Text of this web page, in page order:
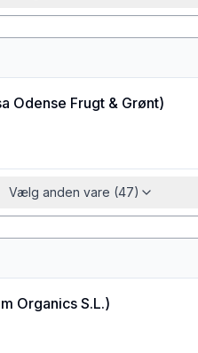
Odense Frugt & Grønt)
Vælg anden vare (47)
Organics S.L.)